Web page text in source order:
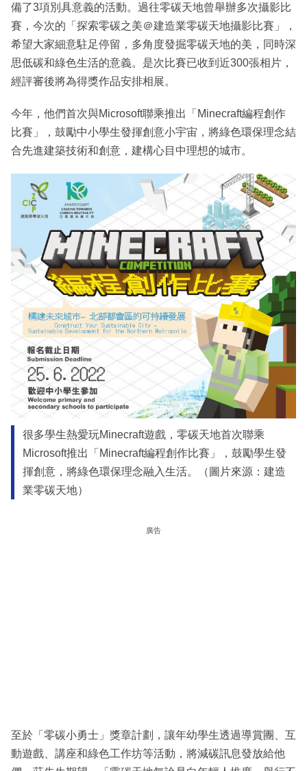
備了3項別具意義的活動。過往零碳天地曾舉辦多次攝影比
賽，今次的「探索零碳之美＠建造業零碳天地攝影比賽」，
希望大家細意駐足停留，多角度發掘零碳天地的美，同時深
思低碳和綠色生活的意義。是次比賽已收到近300張相片，
經評審後將為得獎作品安排相展。
今年，他們首次與Microsoft聯乘推出「Minecraft編程創作
比賽」，鼓勵中小學生發揮創意小宇宙，將綠色環保理念結
合先進建築技術和創意，建構心目中理想的城市。
很多學生熱愛玩Minecraft遊戲，零碳天地首次聯乘
Microsoft推出「Minecraft編程創作比賽」，鼓勵學生發
揮創意，將綠色環保理念融入生活。（圖片來源：建造
業零碳天地）
廣告
至於「零碳小勇士」獎章計劃，讓年幼學生透過導賞團、互
動遊戲、講座和綠色工作坊等活動，將減碳訊息發放給他